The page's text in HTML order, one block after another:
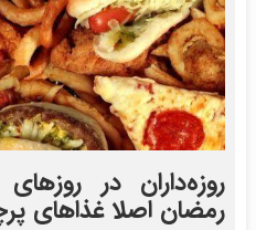
روزه‌داران در
رمضان اصلا غذاهای